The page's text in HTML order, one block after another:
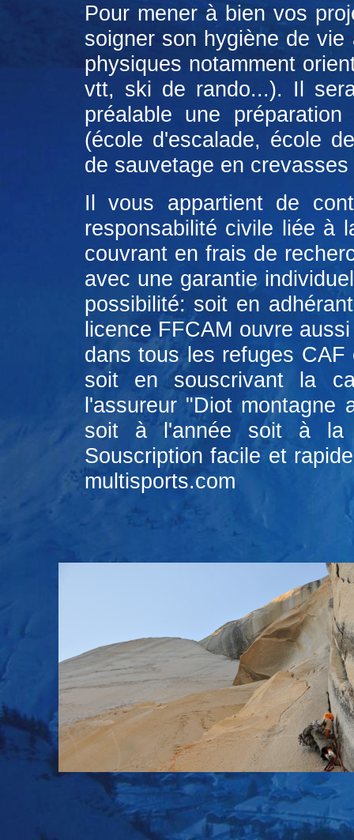
Pour mener à bien vos
soigner son hygiène de
physiques notamment
vtt, ski de rando...). Il
préalable une
(école d'escalade, école
de sauvetage en
Il vous appartient de
responsabilité civile liée à
couvrant en frais de
avec une garantie
possibilité: soit en
licence FFCAM ouvre
dans tous les refuges
soit en souscrivant la
l'assureur "Diot montagne
soit à l'année soit à la
Souscription facile et
multisports.com